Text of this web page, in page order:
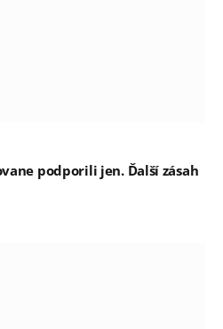
podporili jen. Ďalší zásah